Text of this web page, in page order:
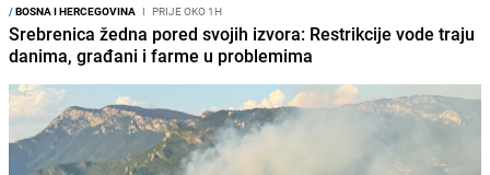
/BOSNA I HERCEGOVINA I PRIJE OKO 1H
Srebrenica žedna pored svojih izvora: Restrikcije vode traju
danima, građani i farme u problemima